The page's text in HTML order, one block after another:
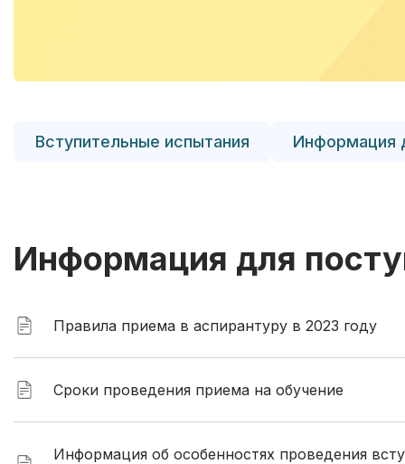
Вступительные испытания Информация
Информация для
Правила приема в аспирантуру в 2023 году
Сроки проведения приема на обучение
Информация об особенностях проведения